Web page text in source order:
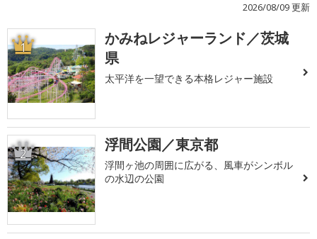
2026/08/09 更新
1
かみねレジャーランド／茨城
県
太平洋を一望できる本格レジャー施設
2 浮間公園／東京都
浮間ヶ池の周囲に広がる、風車がシンボル
の水辺の公園